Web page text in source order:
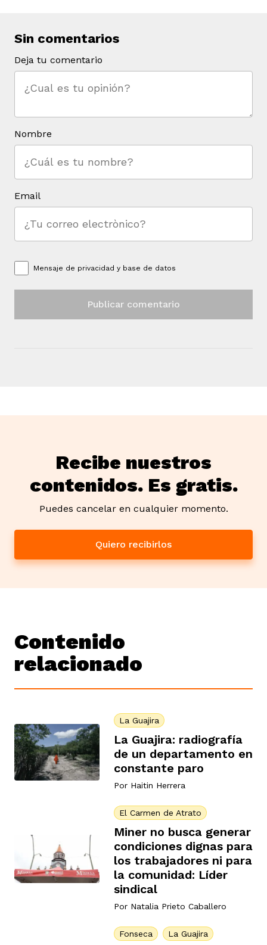
Sin comentarios
Deja tu comentario
Nombre
Email
Mensaje de privacidad y base de datos
Recibe nuestros
contenidos. Es gratis.
Puedes cancelar en cualquier momento.
Quiero recibirlos
Contenido
relacionado
La Guajira
La Guajira: radiografía
de un departamento en
constante paro
Por Haitin Herrera
El Carmen de Atrato
Miner no busca generar
condiciones dignas para
los trabajadores ni para
la comunidad: Líder
sindical
Por Natalia Prieto Caballero
Fonseca La Guajira